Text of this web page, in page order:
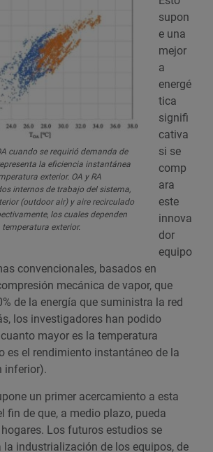
cuando se requirió demanda de
la eficiencia instantánea
exterior. OA y RA
internos de trabajo del sistema,
(outdoor air) y aire recirculado
los cuales dependen
exterior.
supon
e una
mejor
a
energé
tica
signifi
cativa
si se
comp
ara
este
innova
dor
equipo
convencionales, basados en
mecánica de vapor, que
de la energía que suministra la red
los investigadores han podido
mayor es la temperatura
es el rendimiento instantáneo de la
inferior).
un primer acercamiento a esta
fin de que, a medio plazo, pueda
Los futuros estudios se
la industrialización de los equipos, de